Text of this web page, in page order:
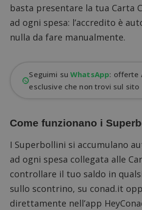
basta presentare la tua Carta
ad ogni spesa: l’accredito è
nulla da fare manualmente.
Seguimi suWhatsApp: offerte
esclusive che non trovi sul sito
Come funzionano i
I Superbollini si accumulano
ad ogni spesa collegata alle
controllare il tuo saldo in
sullo scontrino, su conad.it
direttamente nell’app